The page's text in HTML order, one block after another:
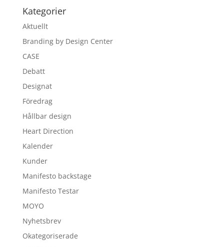
Kategorier
Aktuellt
Branding by Design Center
CASE
Debatt
Designat
Föredrag
Hållbar design
Heart Direction
Kalender
Kunder
Manifesto backstage
Manifesto Testar
MOYO
Nyhetsbrev
Okategoriserade